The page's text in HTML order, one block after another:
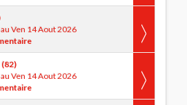
Ven 14 Aout 2026
Ven 14 Aout 2026